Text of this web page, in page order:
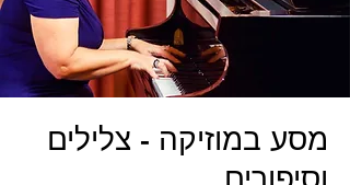
מסע במוזיקה - צלילים